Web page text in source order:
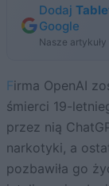
Dodaj
Google
Nasze
Firma OpenAI została oskarżona o przyczynienie się do
śmierci 19-
przez nią
narkotyki, a
pozbawiła go